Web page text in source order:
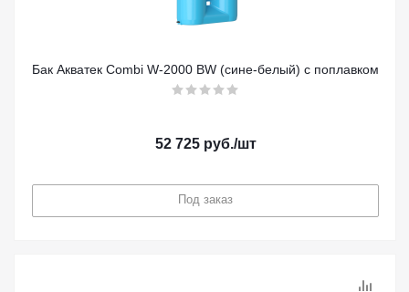
Бак Акватек Combi W-2000 BW (сине-белый) с поплавком
52 725руб./шт
Под заказ